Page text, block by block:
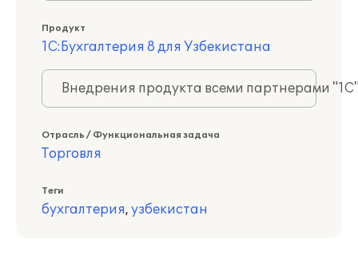
Продукт
1С:Бухгалтерия 8 для Узбекистана
Внедрения продукта всеми партнерами
Отрасль / Функциональная задача
Торговля
Теги
бухгалтерия, узбекистан